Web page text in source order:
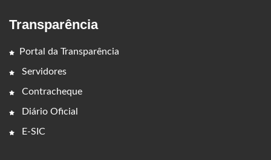
Transparência
Portal da Transparência
Servidores
Contracheque
Diário Oficial
E-SIC